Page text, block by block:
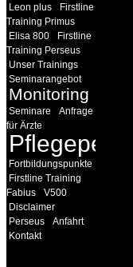
Leon plus
Firstline
Training Primus
Elisa 800
Firstline
Training Perseus
Unser Trainings
Seminarangebot
Monitoring
Seminare
Anfrage
für Ärzte
Fortbildungspunkte
Firstline Training
Fabius
V500
Disclaimer
Perseus
Anfahrt
Kontakt